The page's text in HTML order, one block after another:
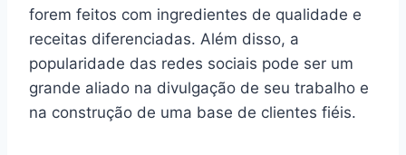
forem feitos com ingredientes de qualidade e
receitas diferenciadas. Além disso, a
popularidade das redes sociais pode ser um
grande aliado na divulgação de seu trabalho e
na construção de uma base de clientes fiéis.